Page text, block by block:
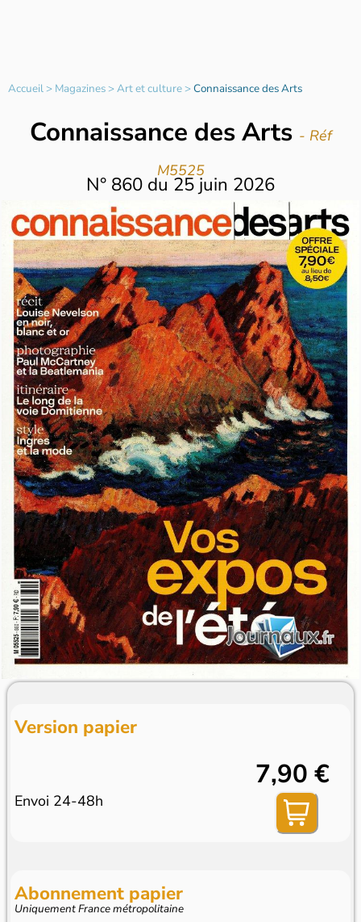
Accueil> Magazines>Art et culture>Connaissance des Arts
Connaissance des Arts - Réf
M5525
N° 860 du 25 juin 2026
Version papier
Envoi 24-48h
7,90 €
Abonnement papier
Uniquement France métropolitaine